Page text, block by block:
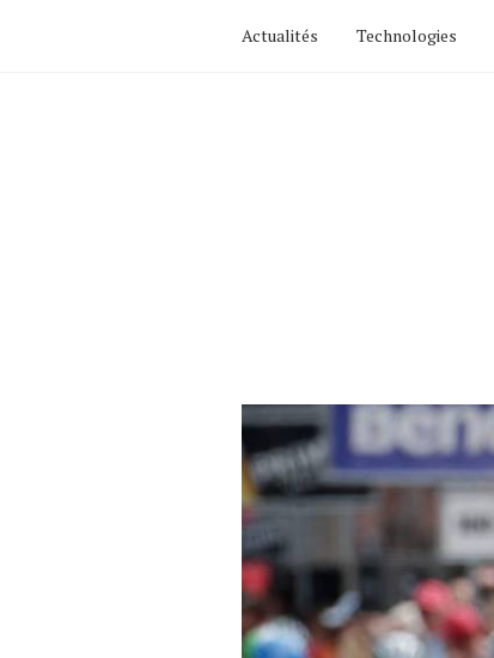
Actualités Technologies